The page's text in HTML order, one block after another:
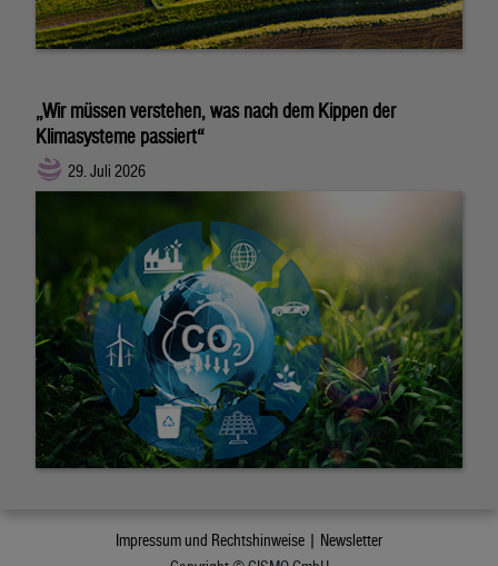
„Wir müssen verstehen, was nach dem Kippen der
Klimasysteme passiert“
29. Juli 2026
Impressum und Rechtshinweise | Newsletter